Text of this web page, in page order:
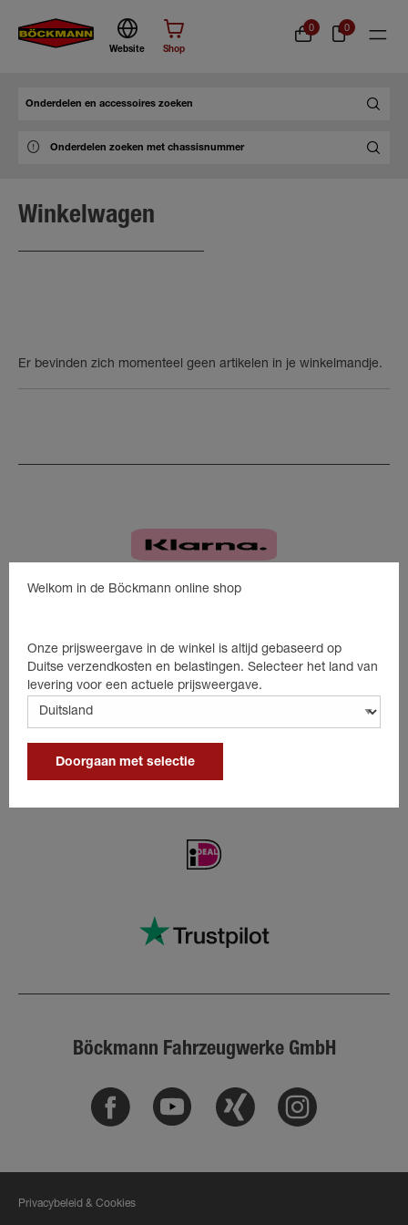
Website Shop
0 0
Winkelwagen
Er bevinden zich momenteel geen artikelen in je winkelmandje.
Welkom in de Böckmann online shop
Onze prijsweergave in de winkel is altijd gebaseerd op
Duitse verzendkosten en belastingen. Selecteer het land van
levering voor een actuele prijsweergave.
Doorgaan met selectie
Böckmann Fahrzeugwerke GmbH
Facebook Youtube Xing Instagram
Privacybeleid & Cookies